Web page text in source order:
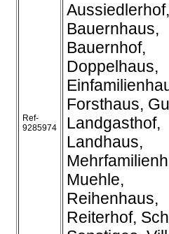
Ref-
9285974
Aussiedlerhof,
Bauernhaus,
Bauernhof,
Doppelhaus,
Forsthaus,
Landgasthof,
Landhaus,
Muehle,
Reihenhaus,
Reiterhof,